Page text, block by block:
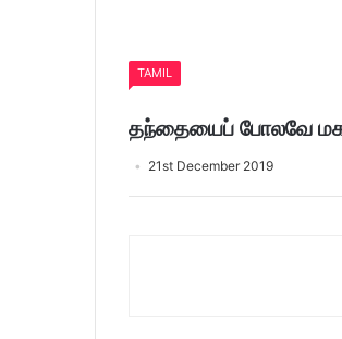
TAMIL
தந்தையைப் போலவே
21st December 2019